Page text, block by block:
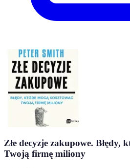
Złe decyzje zakupowe. Błędy,
Twoją firmę miliony